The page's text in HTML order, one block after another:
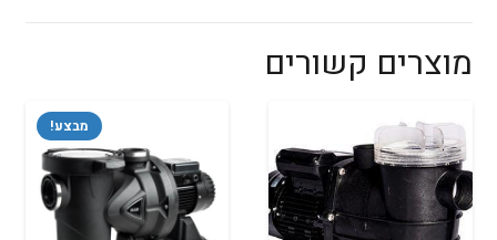
מוצרים קשורים
מבצע!